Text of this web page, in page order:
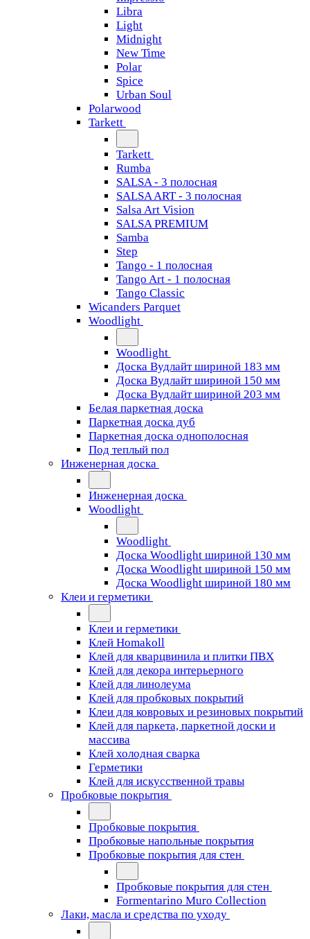
Libra
Light
Midnight
New Time
Polar
Spice
Urban Soul
Polarwood
Tarkett
Tarkett
Rumba
SALSA - 3 полосная
SALSA ART - 3 полосная
Salsa Art Vision
SALSA PREMIUM
Samba
Step
Tango - 1 полосная
Tango Art - 1 полосная
Tango Classiс
Wicanders Parquet
Woodlight
Woodlight
Доска Вудлайт шириной 183 мм
Доска Вудлайт шириной 150 мм
Доска Вудлайт шириной 203 мм
Белая паркетная доска
Паркетная доска дуб
Паркетная доска однополосная
Под теплый пол
Инженерная доска
Инженерная доска
Woodlight
Woodlight
Доска Woodlight шириной 130 мм
Доска Woodlight шириной 150 мм
Доска Woodlight шириной 180 мм
Клеи и герметики
Клеи и герметики
Клей Homakoll
Клей для кварцвинила и плитки ПВХ
Клей для декора интерьерного
Клей для линолеума
Клей для пробковых покрытий
Клеи для ковровых и резиновых покрытий
Клей для паркета, паркетной доски и
массива
Клей холодная сварка
Герметики
Клей для искусственной травы
Пробковые покрытия
Пробковые покрытия
Пробковые напольные покрытия
Пробковые покрытия для стен
Пробковые покрытия для стен
Formentarino Muro Collection
Лаки, масла и средства по уходу